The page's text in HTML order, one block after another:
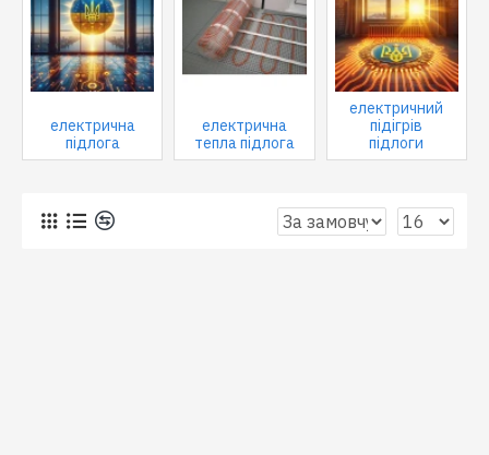
електрична
підлога
електрична
тепла підлога
електричний
підігрів
підлоги